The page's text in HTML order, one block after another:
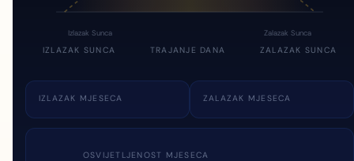
Izlazak Sunca Zalazak Sunca
IZLAZAK SUNCA TRAJANJE DANA ZALAZAK SUNCA
IZLAZAK MJESECA ZALAZAK MJESECA
OSVIJETLJENOST MJESECA